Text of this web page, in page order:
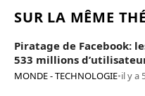
SUR LA MÊME
Piratage de Facebook:
533 millions
MONDE - TECHNOLOGIE•il y a